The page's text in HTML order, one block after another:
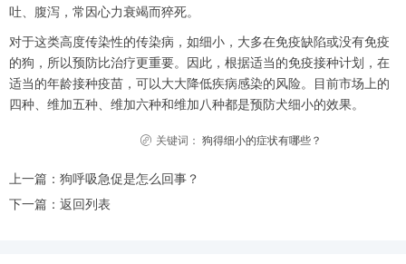
吐、腹泻，常因心力衰竭而猝死。
对于这类高度传染性的传染病，如细小，大多在免疫缺陷或没有免疫
的狗，所以预防比治疗更重要。因此，根据适当的免疫接种计划，在
适当的年龄接种疫苗，可以大大降低疾病感染的风险。目前市场上的
四种、维加五种、维加六种和维加八种都是预防犬细小的效果。
关键词： 狗得细小的症状有哪些？
上一篇： 狗呼吸急促是怎么回事？
下一篇： 返回列表